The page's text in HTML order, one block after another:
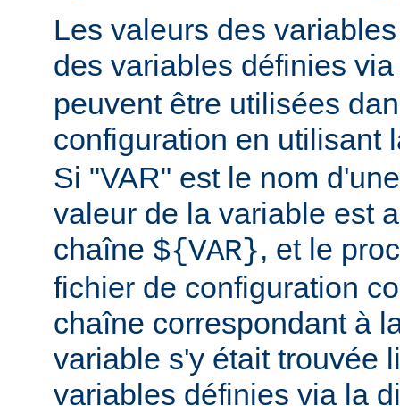
Les valeurs des
des variables définies
peuvent être utilisées
configuration en utilisant
Si "VAR" est le nom
valeur de la variable est
chaîne ${VAR}, et le
fichier de configuration
chaîne correspondant à
variable s'y était trouvée
variables définies via la